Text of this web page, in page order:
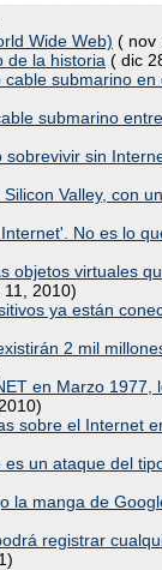
Wide Web) ( nov
de la historia ( dic
submarino en
submarino
sobrevivir sin
Valley, con
No es lo
objetos virtuales
11, 2010)
ya están
2 mil
en Marzo
sobre el Internet
un ataque del
la manga de
registrar